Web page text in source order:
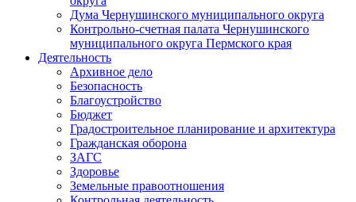
Дума Чернушинского муниципального округа
Контрольно-счетная палата Чернушинского
муниципального округа Пермского края
Деятельность
Архивное дело
Безопасность
Благоустройство
Бюджет
Градостроительное планирование и архитектура
Гражданская оборона
ЗАГС
Здоровье
Земельные правоотношения